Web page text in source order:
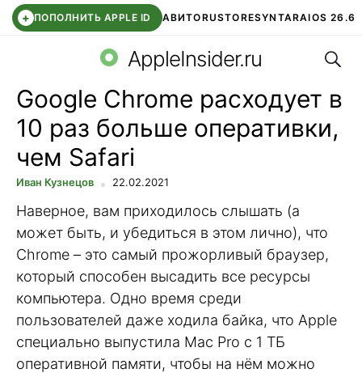
+ ПОПОЛНИТЬ APPLE ID АВИТОRUSTORESYNTARAIOS 26.6
СБЕР КИДС ЧАТ ROBLOXВТБ ОНЛАЙН
AppleInsider.ru
Google Chrome расходует в
10 раз больше оперативки,
чем Safari
Иван Кузнецов 22.02.2021
Наверное, вам приходилось слышать (а
может быть, и убедиться в этом лично), что
Chrome – это самый прожорливый браузер,
который способен высадить все ресурсы
компьютера. Одно время среди
пользователей даже ходила байка, что Apple
специально выпустила Mac Pro с 1 ТБ
оперативной памяти, чтобы на нём можно